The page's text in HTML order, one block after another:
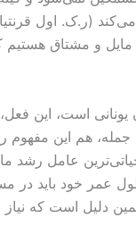
مایل و مشتاق
یونانی است، این
هم این مفهوم را
عامل رشد
عمر خود باید در
دلیل است که